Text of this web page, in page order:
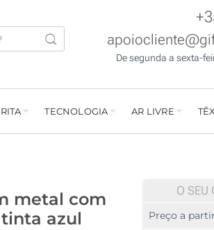
De segunda a sexta-
TECNOLOGIA AR LIVRE
metal com
azul
O SEU
Preço a